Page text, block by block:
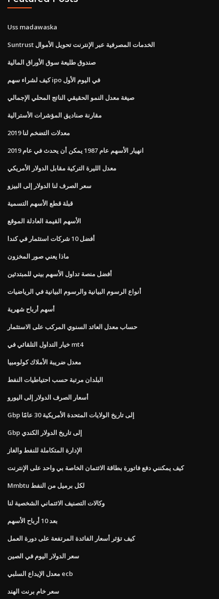
Uss madawaska
Suntrust الخدمات المصرفية عبر الإنترنت تحويل الأموال
صندوق طليعة سوق الأوراق المالية
كيف لشراء سهم ipo في اليوم الأول
صيغة معدل النمو الحقيقي الناتج المحلي الإجمالي
مقارنة صناديق المؤشرات الأسترالية
معدلات التضخم لنا 2019
انهيار الأسهم عام 1987 يمكن أن يحدث في عام 2019
معدل الليرة التركية مقابل الدولار الأمريكي
سعر الصرف لنا الدولار إلى البيزو
قبلة قطع الأسهم التسمية
الأسهم القيمة العادلة الموقع
أفضل 10 شركات استثمار في كندا
ماذا يعني صور المخزون
أفضل منصة تداول الأسهم بيني للمبتدئين
أنواع الرسوم البيانية والرسوم البيانية في الرياضيات
أسهم أرباح شهرية
حساب معدل العائد السنوي المركب على الاستثمار
خيار التداول التلقائي في mt4
معدل ضريبة الأملاك كولومبيا
البلدان مرتبة حسب احتياطيات النفط
أسعار الصرف الدولار إلى اليورو
Gbp إلى تاريخ الولايات المتحدة الأمريكية 30 عامًا
Gbp إلى تاريخ الدولار الكندي
الإدارة المتكاملة للنفط والغاز
كيف يمكنني دفع فاتورة بطاقة الائتمان الخاصة بي واحد على الإنترنت
Mmbtu لكل برميل من النفط
وكالات التصنيف الائتماني الشخصية لنا
بعد 10 أرباح الأسهم
كيف تؤثر أسعار الفائدة المرتفعة على دورة العمل
سعر الدولار اليوم في الصين
معدل الإيداع السلبي ecb
سعر خام برنت الهند